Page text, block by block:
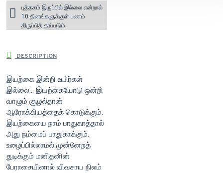
புத்தகம் இருப்பில் இல்லை என்றால்
10 தினங்களுக்குள் பணம்
திருப்பித் தரப்படும்.
DESCRIPTION
இயற்கை இன்றி உயிர்கள்
இல்லை... இயற்கையோடு ஒன்றி
வாழும் சூழல்தான்
ஆரோக்கியத்தைக் கொடுக்கும்.
இயற்கையை நாம் பாதுகாத்தால்
அது நம்மைப் பாதுகாக்கும்.
உழைப்பில்லாமல் முன்னேறத்
துடிக்கும் மனிதனின்
பேராசையினால் விவசாய நிலம்